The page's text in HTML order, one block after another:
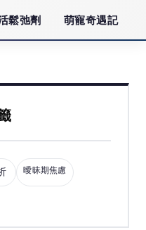
鬆弛劑 萌寵奇遇記
曖昧期焦慮